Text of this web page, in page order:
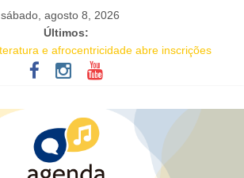
sábado, agosto 8, 2026
Últimos:
e afrocentricidade abre inscrições
rede pública
de celebração em homenagem ao dia do
Ferreira e o cantor coreano Junho Chu
deste fim de semana da Festa de Santa